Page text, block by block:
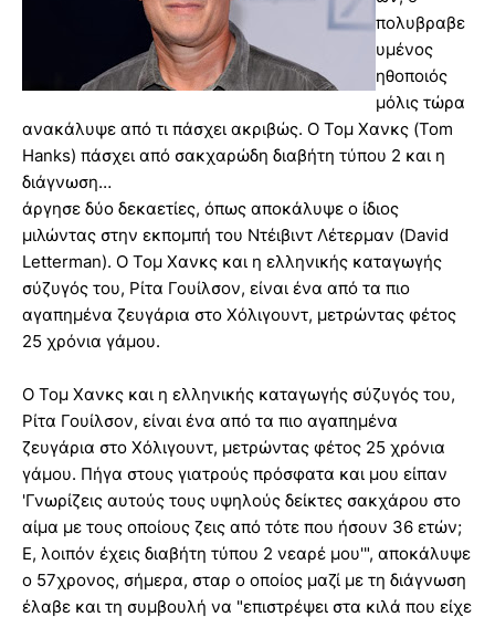
πολυβραβε
υμένος
ηθοποιός
μόλις τώρα
ανακάλυψε από τι πάσχει ακριβώς. Ο Τομ Χανκς (Tom
Hanks) πάσχει από σακχαρώδη διαβήτη τύπου 2 και η
διάγνωση…
άργησε δύο δεκαετίες, όπως αποκάλυψε ο ίδιος
μιλώντας στην εκπομπή του Ντέιβιντ Λέτερμαν (David
Letterman). Ο Τομ Χανκς και η ελληνικής καταγωγής
σύζυγός του, Ρίτα Γουίλσον, είναι ένα από τα πιο
αγαπημένα ζευγάρια στο Χόλιγουντ, μετρώντας φέτος
25 χρόνια γάμου.
Ο Τομ Χανκς και η ελληνικής καταγωγής σύζυγός του,
Ρίτα Γουίλσον, είναι ένα από τα πιο αγαπημένα
ζευγάρια στο Χόλιγουντ, μετρώντας φέτος 25 χρόνια
γάμου. Πήγα στους γιατρούς πρόσφατα και μου είπαν
'Γνωρίζεις αυτούς τους υψηλούς δείκτες σακχάρου στο
αίμα με τους οποίους ζεις από τότε που ήσουν 36 ετών;
Ε, λοιπόν έχεις διαβήτη τύπου 2 νεαρέ μου'", αποκάλυψε
ο 57χρονος, σήμερα, σταρ ο οποίος μαζί με τη διάγνωση
έλαβε και τη συμβουλή να "επιστρέψει στα κιλά που είχε